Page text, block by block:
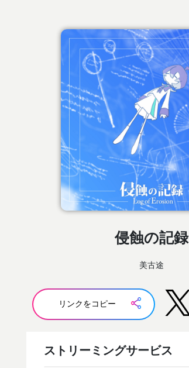
侵蝕の記録
美古途
リンクをコピー
ストリーミングサービス